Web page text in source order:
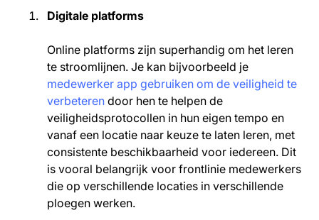
Digitale platforms
Online platforms zijn superhandig om het leren
te stroomlijnen. Je kan bijvoorbeeld je
medewerker app gebruiken om de veiligheid te
verbeterendoor hen te helpen de
veiligheidsprotocollen in hun eigen tempo en
vanaf een locatie naar keuze te laten leren, met
consistente beschikbaarheid voor iedereen. Dit
is vooral belangrijk voor frontlinie medewerkers
die op verschillende locaties in verschillende
ploegen werken.